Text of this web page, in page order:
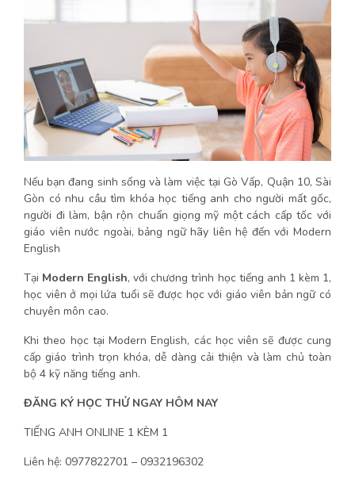
Nếu bạn đang sinh sống và làm việc tại Gò Vấp, Quận 10, Sài
Gòn có nhu cầu tìm khóa học tiếng anh cho người mất gốc,
người đi làm, bận rộn chuẩn giọng mỹ một cách cấp tốc với
giáo viên nước ngoài, bảng ngữ hãy liên hệ đến với Modern
English
Tại Modern English, với chương trình học tiếng anh 1 kèm 1,
học viên ở mọi lứa tuổi sẽ được học với giáo viên bản ngữ có
chuyên môn cao.
Khi theo học tại Modern English, các học viên sẽ được cung
cấp giáo trình trọn khóa, dễ dàng cải thiện và làm chủ toàn
bộ 4 kỹ năng tiếng anh.
ĐĂNG KÝ HỌC THỬ NGAY HÔM NAY
TIẾNG ANH ONLINE 1 KÈM 1
Liên hệ: 0977822701 – 0932196302